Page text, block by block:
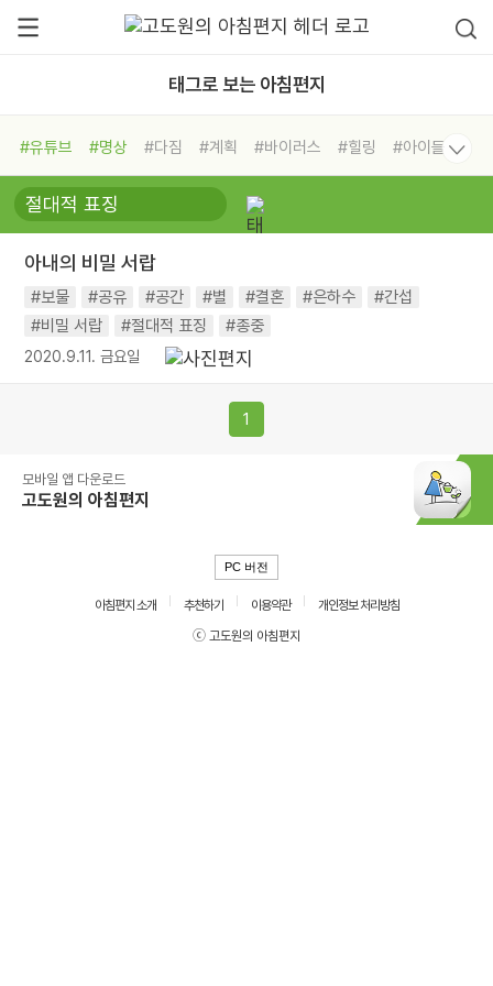
태그로 보는 아침편지
#유튜브 #명상 #다짐 #계획 #바이러스 #힐링
#아이들
#비전캠프
#독서캠프 #삶
#희망
#나눔 #친구 #링컨학교
#독서
#건강 #면역력
아내의 비밀 서랍
#보물 #공유 #공간 #별 #결혼 #은하수
#간섭
#비밀 서랍
#절대적 표징 #종중
2020.9.11. 금요일
1
모바일 앱 다운로드
고도원의 아침편지
PC 버전
아침편지 소개 추천하기 이용약관
개인정보 처리방침
ⓒ 고도원의 아침편지